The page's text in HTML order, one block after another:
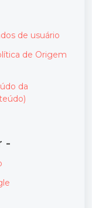
de usuário
de Origem
da
-